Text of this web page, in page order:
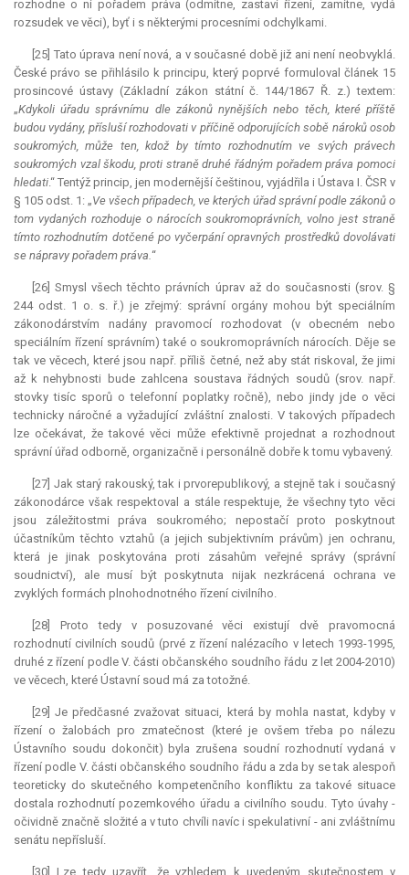
rozhodne o ní pořadem práva (odmítne, zastaví řízení, zamítne, vydá
rozsudek ve věci), byť i s některými procesními odchylkami.
[25] Tato úprava není nová, a v současné době již ani není neobvyklá.
České právo se přihlásilo k principu, který poprvé formuloval článek 15
prosincové ústavy (Základní zákon státní č. 144/1867 Ř. z.) textem:
„Kdykoli úřadu správnímu dle zákonů nynějších nebo těch, které příště
budou vydány, přísluší rozhodovati v příčině odporujících sobě nároků osob
soukromých, může ten, kdož by tímto rozhodnutím ve svých právech
soukromých vzal škodu, proti straně druhé řádným pořadem práva pomoci
hledati.“ Tentýž princip, jen modernější češtinou, vyjádřila i Ústava I. ČSR v
§ 105 odst. 1: „Ve všech případech, ve kterých úřad správní podle zákonů o
tom vydaných rozhoduje o nárocích soukromoprávních, volno jest straně
tímto rozhodnutím dotčené po vyčerpání opravných prostředků dovolávati
se nápravy pořadem práva.“
[26] Smysl všech těchto právních úprav až do současnosti (srov. §
244 odst. 1 o. s. ř.) je zřejmý: správní orgány mohou být speciálním
zákonodárstvím nadány pravomocí rozhodovat (v obecném nebo
speciálním řízení správním) také o soukromoprávních nárocích. Děje se
tak ve věcech, které jsou např. příliš četné, než aby stát riskoval, že jimi
až k nehybnosti bude zahlcena soustava řádných soudů (srov. např.
stovky tisíc sporů o telefonní poplatky ročně), nebo jindy jde o věci
technicky náročné a vyžadující zvláštní znalosti. V takových případech
lze očekávat, že takové věci může efektivně projednat a rozhodnout
správní úřad odborně, organizačně i personálně dobře k tomu vybavený.
[27] Jak starý rakouský, tak i prvorepublikový, a stejně tak i současný
zákonodárce však respektoval a stále respektuje, že všechny tyto věci
jsou záležitostmi práva soukromého; nepostačí proto poskytnout
účastníkům těchto vztahů (a jejich subjektivním právům) jen ochranu,
která je jinak poskytována proti zásahům veřejné správy (správní
soudnictví), ale musí být poskytnuta nijak nezkrácená ochrana ve
zvyklých formách plnohodnotného řízení civilního.
[28] Proto tedy v posuzované věci existují dvě pravomocná
rozhodnutí civilních soudů (prvé z řízení nalézacího v letech 1993-1995,
druhé z řízení podle V. části občanského soudního řádu z let 2004-2010)
ve věcech, které Ústavní soud má za totožné.
[29] Je předčasné zvažovat situaci, která by mohla nastat, kdyby v
řízení o žalobách pro zmatečnost (které je ovšem třeba po nálezu
Ústavního soudu dokončit) byla zrušena soudní rozhodnutí vydaná v
řízení podle V. části občanského soudního řádu a zda by se tak alespoň
teoreticky do skutečného kompetenčního konfliktu za takové situace
dostala rozhodnutí pozemkového úřadu a civilního soudu. Tyto úvahy -
očividně značně složité a v tuto chvíli navíc i spekulativní - ani zvláštnímu
senátu nepřísluší.
[30] Lze tedy uzavřít, že vzhledem k uvedeným skutečnostem v